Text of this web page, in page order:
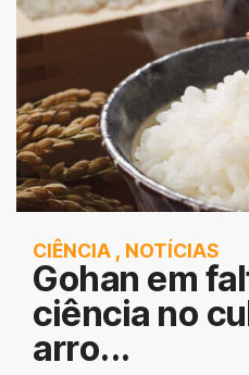
CIÊNCIA , NOTÍCIAS
Gohan em
ciência no
arro...